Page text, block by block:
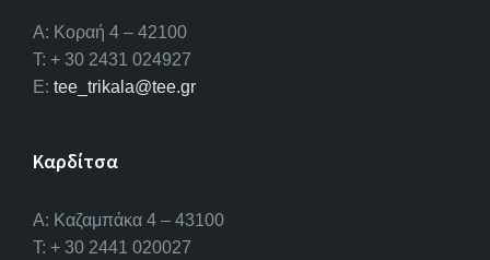
Α: Κοραή 4 – 42100
T: + 30 2431 024927
E: tee_trikala@tee.gr
Καρδίτσα
Α: Καζαμπάκα 4 – 43100
T: + 30 2441 020027